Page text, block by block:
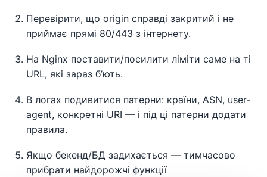
Перевірити, що origin справді закритий і не
приймає прямі 80/443 з інтернету.
На Nginx поставити/посилити ліміти саме на ті
URL, які зараз б’ють.
В логах подивитися патерни: країни, ASN, user-
agent, конкретні URI — і під ці патерни додати
правила.
Якщо бекенд/БД задихається — тимчасово
прибрати найдорожчі функції